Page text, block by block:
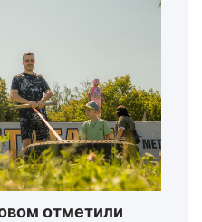
отметили